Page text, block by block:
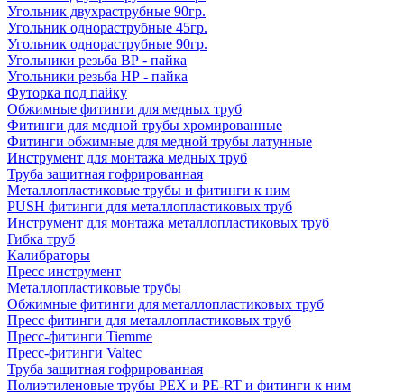
Угольник двухраструбные 90гр.
Угольник однораструбные 45гр.
Угольник однораструбные 90гр.
Угольники резьба ВР - пайка
Угольники резьба НР - пайка
Футорка под пайку
Обжимные фитинги для медных труб
Фитинги для медной трубы хромированные
Фитинги обжимные для медной трубы латунные
Инструмент для монтажа медных труб
Труба защитная гофрированная
Металлопластиковые трубы и фитинги к ним
PUSH фитинги для металлопластиковых труб
Инструмент для монтажа металлопластиковых труб
Гибка труб
Калибраторы
Пресс инструмент
Металлопластиковые трубы
Обжимные фитинги для металлопластиковых труб
Пресс фитинги для металлопластиковых труб
Пресс-фитинги Tiemme
Пресс-фитинги Valtec
Труба защитная гофрированная
Полиэтиленовые трубы PEX и PE-RT и фитинги к ним